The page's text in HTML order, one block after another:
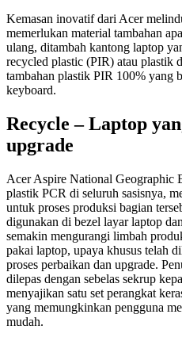
Kemasan inovatif dari Acer
memerlukan material tambahan
ulang, ditambah kantong laptop
recycled plastic (PIR) atau plastik
tambahan plastik PIR 100% yang
keyboard.
Recycle – Laptop
upgrade
Acer Aspire National Geographic
plastik PCR di seluruh sasisnya,
untuk proses produksi bagian
digunakan di bezel layar laptop
semakin mengurangi limbah
pakai laptop, upaya khusus telah
proses perbaikan dan upgrade.
dilepas dengan sebelas sekrup
menyajikan satu set perangkat
yang memungkinkan pengguna
mudah.